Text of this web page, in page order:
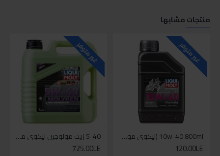
منتجات مشابها
غير متوفر
10w-40 800ml (ليكوي مولي زيت دراجة بخارية ( موتوسيكل - سكوتر
120.00LE
غير متوفر
5-40 زيت مولوجين ليكوي مولي اخضر
725.00LE